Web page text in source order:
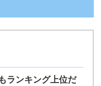
ランキング上位だ